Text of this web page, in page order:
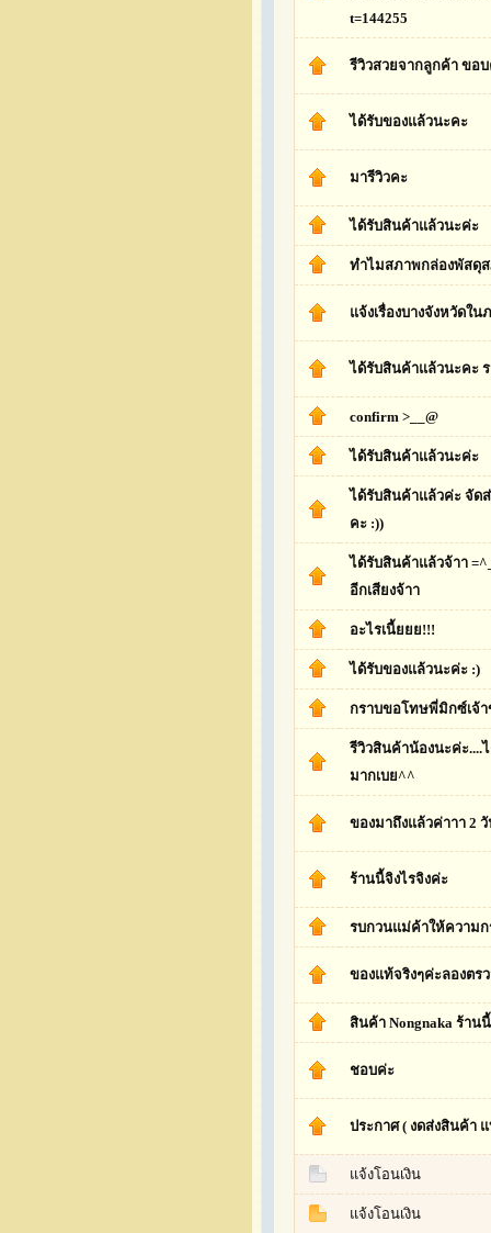
t=144255
รีวิวสวยจากลูกค้า ขอ
ได้รับของแล้วนะคะ
มารีวิวคะ
ได้รับสินค้าแล้วนะค่ะ
ทำไมสภาพกล่องพัสดุ
แจ้งเรื่องบางจังหวัดใ
ได้รับสินค้าแล้วนะคะ
confirm >__@
ได้รับสินค้าแล้วนะค่ะ
ได้รับสินค้าแล้วค่ะ จัด
คะ :))
ได้รับสินค้าแล้วจ้าา
อีกเสียงจ้าา
อะไรเนี้ยยย!!!
ได้รับของแล้วนะค่ะ :)
กราบขอโทษพี่มิกซ์เจ้า
รีวิวสินค้าน้องนะค่ะ....
มากเบย^^
ของมาถึงแล้วค่าาา 2 วั
ร้านนี้จิงไรจิงค่ะ
รบกวนแม่ค้าให้ความก
ของแท้จริงๆค่ะลองตร
สินค้า Nongnaka ร้าน
ชอบค่ะ
ประกาศ ( งดส่งสินค้า
แจ้งโอนเงิน
แจ้งโอนเงิน